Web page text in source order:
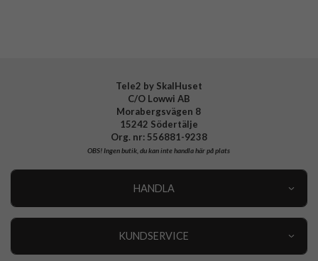
Tele2 by SkalHuset
C/O Lowwi AB
Morabergsvägen 8
15242 Södertälje
Org. nr: 556881-9238
OBS!Ingen butik, du kan inte handla här på plats
HANDLA
KUNDSERVICE